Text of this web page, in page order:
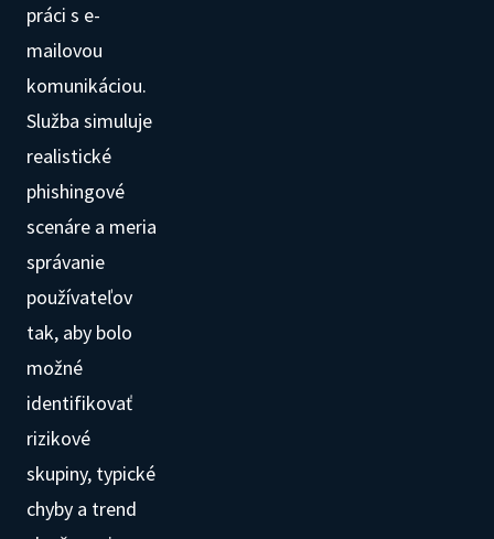
práci s e-
mailovou
komunikáciou.
Služba simuluje
realistické
phishingové
scenáre a meria
správanie
používateľov
tak, aby bolo
možné
identifikovať
rizikové
skupiny, typické
chyby a trend